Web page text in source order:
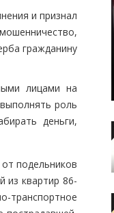
и признал
гражданину
лицами на
роль
деньги,
подельников
из квартир 86-
транспортное